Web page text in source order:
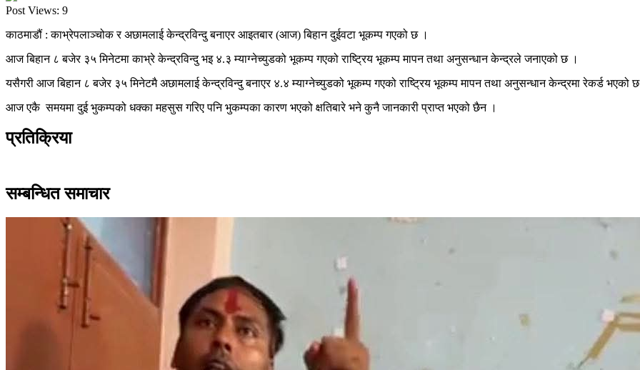
Post Views: 9
काठमाडौं : काभ्रेपलाञ्चोक र अछामलाई केन्द्रविन्दु बनाएर आइतबार (आज) बिहान दुईवटा भूकम्प गएको छ ।
आज बिहान ८ बजेर ३५ मिनेटमा काभ्रे केन्द्रविन्दु भइ ४.३ म्याग्नेच्युडको भूकम्प गएको राष्ट्रिय भूकम्प मापन तथा अनुसन्धान केन्द्रले जनाएको छ ।
यसैगरी आज बिहान ८ बजेर ३५ मिनेटमै अछामलाई केन्द्रविन्दु बनाएर ४.४ म्याग्नेच्युडको भूकम्प गएको राष्ट्रिय भूकम्प मापन तथा अनुसन्धान केन्द्रमा रेकर्ड भएको
आज एकै समयमा दुई भुकम्पको धक्का महसुस गरिए पनि भुकम्पका कारण भएको क्षतिबारे भने कुनै जानकारी प्राप्त भएको छैन ।
प्रतिक्रिया
सम्बन्धित समाचार